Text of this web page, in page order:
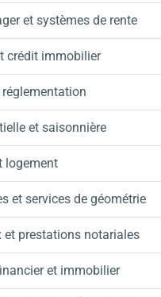
et systèmes de rente
crédit immobilier
et saisonnière
logement
et services de géométrie
et prestations notariales
et immobilier